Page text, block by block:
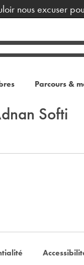
nous excuser
Parcours &
Softi